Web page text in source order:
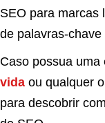
SEO para marcas
de palavras-
Caso possua uma
vida ou qualquer
para descobrir